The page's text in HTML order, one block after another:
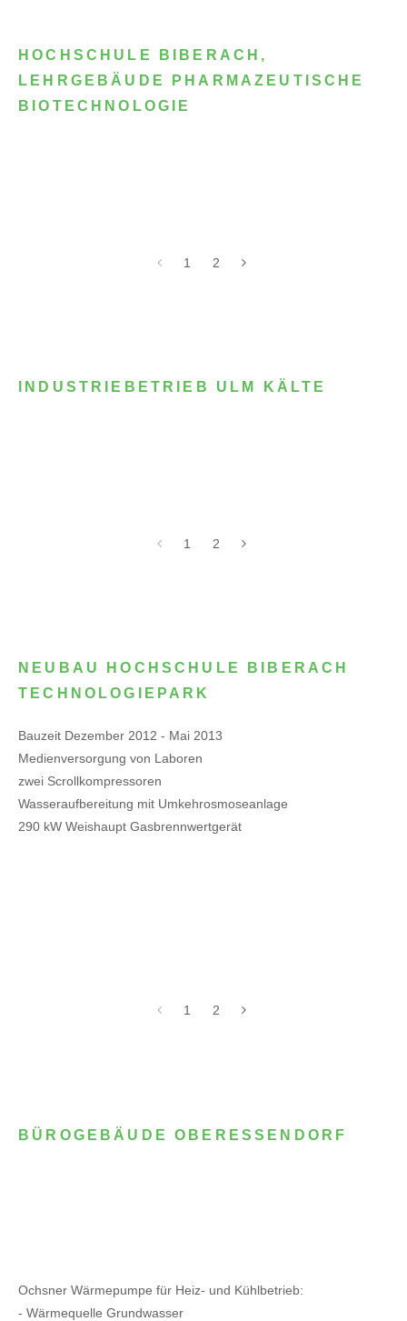
HOCHSCHULE BIBERACH,
LEHRGEBÄUDE PHARMAZEUTISCHE
BIOTECHNOLOGIE
1 2
INDUSTRIEBETRIEB ULM KÄLTE
1 2
NEUBAU HOCHSCHULE BIBERACH
TECHNOLOGIEPARK
Bauzeit Dezember 2012 - Mai 2013
Medienversorgung von Laboren
zwei Scrollkompressoren
Wasseraufbereitung mit Umkehrosmoseanlage
290 kW Weishaupt Gasbrennwertgerät
1 2
BÜROGEBÄUDE OBERESSENDORF
Ochsner Wärmepumpe für Heiz- und Kühlbetrieb:
- Wärmequelle Grundwasser